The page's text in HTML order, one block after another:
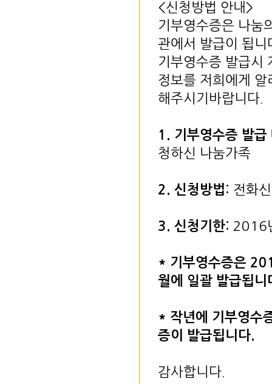
<신청방법 안내>
기부영수증은 나눔
관에서 발급이 됩니
기부영수증 발급시
정보를 저희에게
해주시기바랍니다.
1. 기부영수증 발급
청하신 나눔가족
2. 신청방법: 전화
3. 신청기한: 2016
* 기부영수증은
월에 일괄 발급됩니
* 작년에 기부영수
증이 발급됩니다.
감사합니다.